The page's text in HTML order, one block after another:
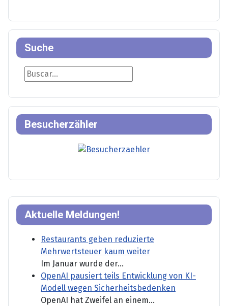
Aktuelle Meldungen!
Restaurants geben reduzierte
Mehrwertsteuer kaum weiter
Im Januar wurde der...
OpenAI pausiert teils Entwicklung von KI-
Modell wegen Sicherheitsbedenken
OpenAI hat Zweifel an einem...
Suche
Suche
Besucherzähler